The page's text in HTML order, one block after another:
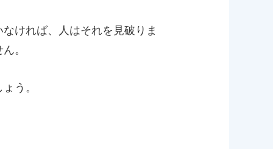
ければ、人はそれを見破りま
。
う。